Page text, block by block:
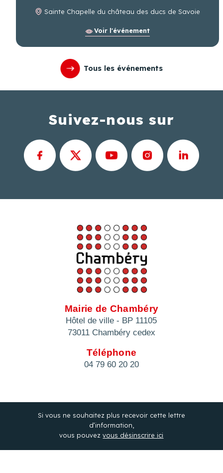
Sainte Chapelle du château des ducs de Savoie
Voir l'événement
Tous les événements
Suivez-nous sur
Mairie de Chambéry
Hôtel de ville - BP 11105
73011 Chambéry cedex
Téléphone
04 79 60 20 20
Si vous ne souhaitez plus recevoir cette lettre
d’information,
vous pouvezvous désinscrire ici